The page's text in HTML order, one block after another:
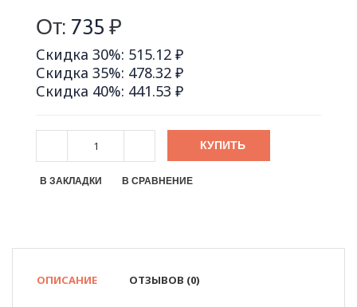
От: 735 ₽
Скидка 30%: 515.12 ₽
Скидка 35%: 478.32 ₽
Скидка 40%: 441.53 ₽
КУПИТЬ
В ЗАКЛАДКИ В СРАВНЕНИЕ
ОПИСАНИЕ ОТЗЫВОВ (0)